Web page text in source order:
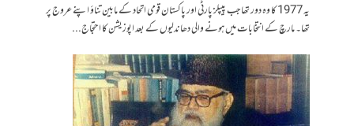
یہ 1977 کا وہ دور تھا جب پیپلز پارٹی اور پاکستان قومی اتحاد کے مابین تناؤ اپنے عروج پر
تھا۔ مارچ کے انتخابات میں ہونے والی دھاندلیوں کے بعد اپوزیشن کا احتجاج...